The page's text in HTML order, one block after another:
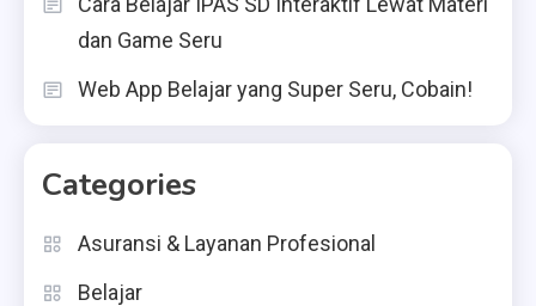
dan Game Seru
Web App Belajar yang Super Seru, Cobain!
Categories
Asuransi & Layanan Profesional
Belajar